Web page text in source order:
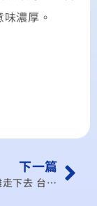
濃厚。
下一篇
李淳：TPP難走下去 台灣應重回FTA